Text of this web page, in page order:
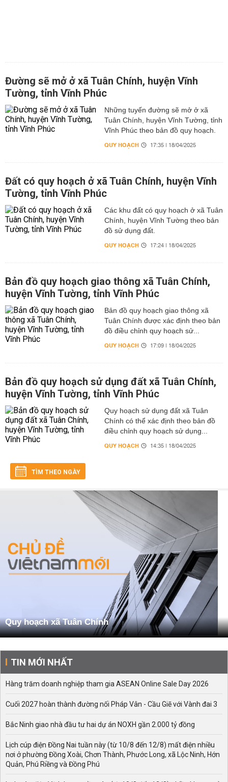
Đường sẽ mở ở xã Tuân Chính, huyện Vĩnh
Tường, tỉnh Vĩnh Phúc
Những tuyến đường sẽ mở ở xã
Tuân Chính, huyện Vĩnh Tường, tỉnh
Vĩnh Phúc theo bản đồ quy hoạch.
QUY HOẠCH 17:35 | 18/04/2025
Đất có quy hoạch ở xã Tuân Chính, huyện Vĩnh
Tường, tỉnh Vĩnh Phúc
Các khu đất có quy hoạch ở xã Tuân
Chính, huyện Vĩnh Tường theo bản
đồ sử dụng đất.
QUY HOẠCH 17:24 | 18/04/2025
Bản đồ quy hoạch giao thông xã Tuân Chính,
huyện Vĩnh Tường, tỉnh Vĩnh Phúc
Bản đồ quy hoạch giao thông xã
Tuân Chính được xác định theo bản
đồ điều chỉnh quy hoạch sử...
QUY HOẠCH 17:09 | 18/04/2025
Bản đồ quy hoạch sử dụng đất xã Tuân Chính,
huyện Vĩnh Tường, tỉnh Vĩnh Phúc
Quy hoạch sử dụng đất xã Tuân
Chính có thể xác định theo bản đồ
điều chỉnh quy hoạch sử dụng...
QUY HOẠCH 14:35 | 18/04/2025
TÌM THEO NGÀY
Quy hoạch xã Tuân Chính
TIN MỚI NHẤT
Hàng trăm doanh nghiệp tham gia ASEAN Online Sale Day 2026
Cuối 2027 hoàn thành đường nối Pháp Vân - Cầu Giẽ với Vành đai 3
Bắc Ninh giao nhà đầu tư hai dự án NOXH gần 2.000 tỷ đồng
Lịch cúp điện Đồng Nai tuần này (từ 10/8 đến 12/8) mất điện nhiều
nơi ở phường Đồng Xoài, Chơn Thành, Phước Long, xã Lộc Ninh, Hớn
Quản, Phú Riềng và Đồng Phú